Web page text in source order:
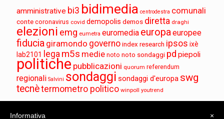
amministrative bi3 bidimedia centrodestra comunali
conte coronavirus covid demopolis demos diretta draghi
elezioni emg eumetra euromedia europaeuropee
fiducia giramondo governoindex research ipsos ixè
lab2101
lega m5s medie noto noto sondaggi pd piepoli
politiche pubblicazioni quorum referendum
regionali Salvini sondaggi sondaggi d'europa swg
tecnètermometro politico winpoll youtrend
×
Informativa